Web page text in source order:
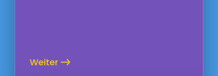
Weiter